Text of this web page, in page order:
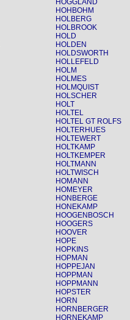
HOGGLAND
HOHBOHM
HOLBERG
HOLBROOK
HOLD
HOLDEN
HOLDSWORTH
HOLLEFELD
HOLM
HOLMES
HOLMQUIST
HOLSCHER
HOLT
HOLTEL
HOLTEL GT ROLFS
HOLTERHUES
HOLTEWERT
HOLTKAMP
HOLTKEMPER
HOLTMANN
HOLTWISCH
HOMANN
HOMEYER
HONBERGE
HONEKAMP
HOOGENBOSCH
HOOGERS
HOOVER
HOPE
HOPKINS
HOPMAN
HOPPEJAN
HOPPMAN
HOPPMANN
HOPSTER
HORN
HORNBERGER
HORNEKAMP